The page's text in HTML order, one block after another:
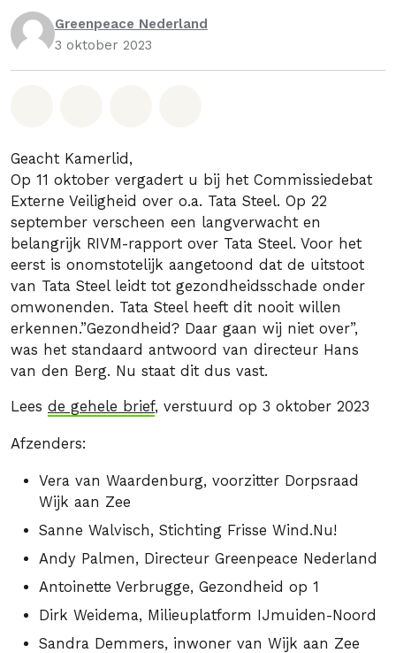
Greenpeace Nederland
3 oktober 2023
Geacht Kamerlid,
Op 11 oktober vergadert u bij het Commissiedebat
Externe Veiligheid over o.a. Tata Steel. Op 22
september verscheen een langverwacht en
belangrijk RIVM-rapport over Tata Steel. Voor het
eerst is onomstotelijk aangetoond dat de uitstoot
van Tata Steel leidt tot gezondheidsschade onder
omwonenden. Tata Steel heeft dit nooit willen
erkennen.”Gezondheid? Daar gaan wij niet over”,
was het standaard antwoord van directeur Hans
van den Berg. Nu staat dit dus vast.
Lees de gehele brief, verstuurd op 3 oktober 2023
Afzenders:
Vera van Waardenburg, voorzitter Dorpsraad
Wijk aan Zee
Sanne Walvisch, Stichting Frisse Wind.Nu!
Andy Palmen, Directeur Greenpeace Nederland
Antoinette Verbrugge, Gezondheid op 1
Dirk Weidema, Milieuplatform IJmuiden-Noord
Sandra Demmers, inwoner van Wijk aan Zee